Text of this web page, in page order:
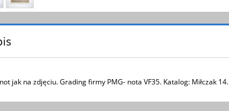
jak na zdjęciu. Grading firmy PMG- nota VF35. Katalog: Miłczak 14.